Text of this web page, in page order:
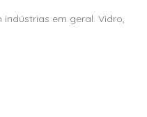
em geral. Vidro,